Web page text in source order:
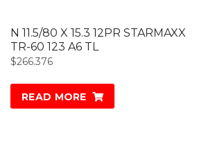
N 11.5/80 X 15.3 12PR STARMAXX
TR-60 123 A6 TL
$266.376
READ MORE